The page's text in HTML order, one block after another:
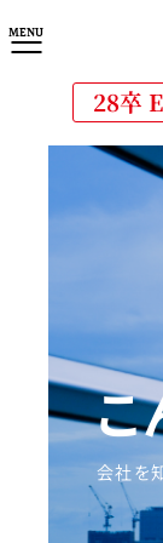
28卒
MENU
こ
会社を